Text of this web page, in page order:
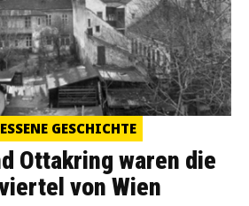
GESCHICHTE
Ottakring waren die
von Wien